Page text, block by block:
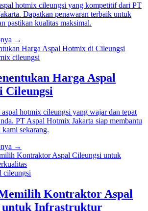
hotmix cileungsi yang kompetitif dari PT
Dapatkan penawaran terbaik untuk
pastikan kualitas maksimal.
→
cileungsi
Harga Aspal
Cileungsi
aspal hotmix cileungsi yang wajar dan tepat
PT Aspal Hotmix Jakarta siap membantu
sekarang.
→
cileungsi
Kontraktor Aspal
untuk Infrastruktur